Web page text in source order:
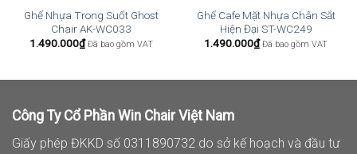
Ghế Nhựa Trong Suốt Ghost
Chair AK-WC033
1.490.000₫ Đã bao gồm VAT
Ghế Cafe Mặt Nhựa Chân Sắt
Hiện Đại ST-WC249
1.490.000₫ Đã bao gồm VAT
Công Ty Cổ Phần Win Chair Việt Nam
Giấy phép ĐKKD số 0311890732 do sở kế hoạch và đầu tư